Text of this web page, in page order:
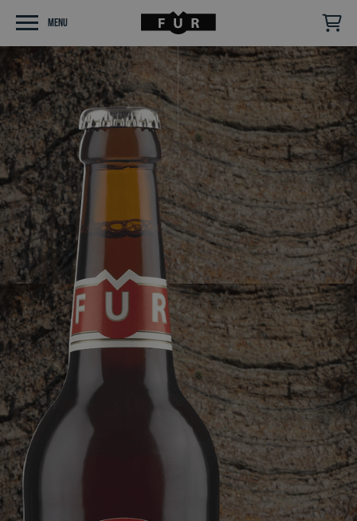
Menu
Se åbningstider
Følg os
Vælg sprog
da